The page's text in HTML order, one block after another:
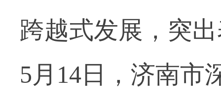
跨越式发展，突
5月14日，济南市